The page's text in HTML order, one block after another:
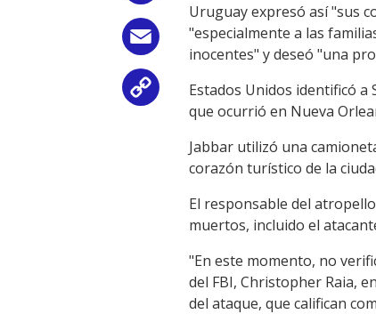
Email
Copy
Uruguay expresó así "sus
"especialmente a las
inocentes" y deseó "una
Estados Unidos identificó a
que ocurrió en Nueva
Jabbar utilizó una
corazón turístico de la
El responsable del
muertos, incluido el
"En este momento, no
del FBI, Christopher Raia,
del ataque, que califican